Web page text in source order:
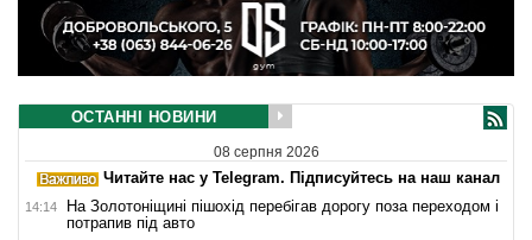
ОСТАННІ НОВИНИ
08 серпня 2026
Читайте нас у Telegram. Підписуйтесь на наш канал
14:14
На Золотоніщині пішохід перебігав дорогу поза переходом і
потрапив під авто